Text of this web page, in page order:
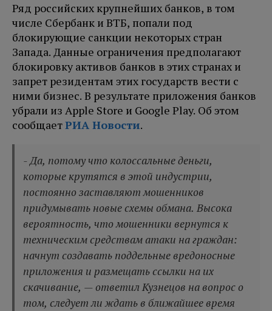
Ряд российских крупнейших банков, в том
числе Сбербанк и ВТБ, попали под
блокирующие санкции некоторых стран
Запада. Данные ограничения предполагают
блокировку активов банков в этих странах и
запрет резидентам этих государств вести с
ними бизнес. В результате приложения банков
убрали из Apple Store и Google Play. Об этом
сообщаетРИА Новости.
- Да, потому что колоссальные деньги,
которые крутятся в этой индустрии,
постоянно заставляют мошенников
придумывать новые схемы обмана. Высока
вероятность, что мошенники вернутся к
техническим средствам атаки на граждан:
начнут создавать поддельные вредоносные
приложения и размещать ссылки на их
скачивание, — ответил Кузнецов на вопрос о
том, следует ли ждать в ближайшее время